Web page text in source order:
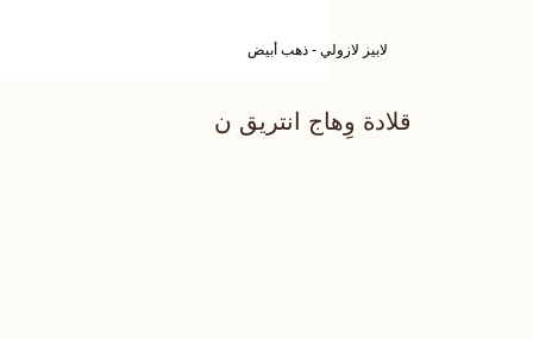
لابيز لازولي - ذهب أبيض
قلادة وِهاج انتريق ن